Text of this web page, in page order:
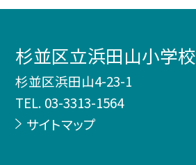
杉並区立浜田山小学校
杉並区浜田山4-23-1
TEL. 03-3313-1564
サイトマップ